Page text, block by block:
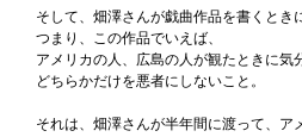
そして、畑澤さんが戯曲作品を書くとき
つまり、この作品でいえば、
アメリカの人、広島の人が観たときに気
どちらかだけを悪者にしないこと。
それは、畑澤さんが半年間に渡って、